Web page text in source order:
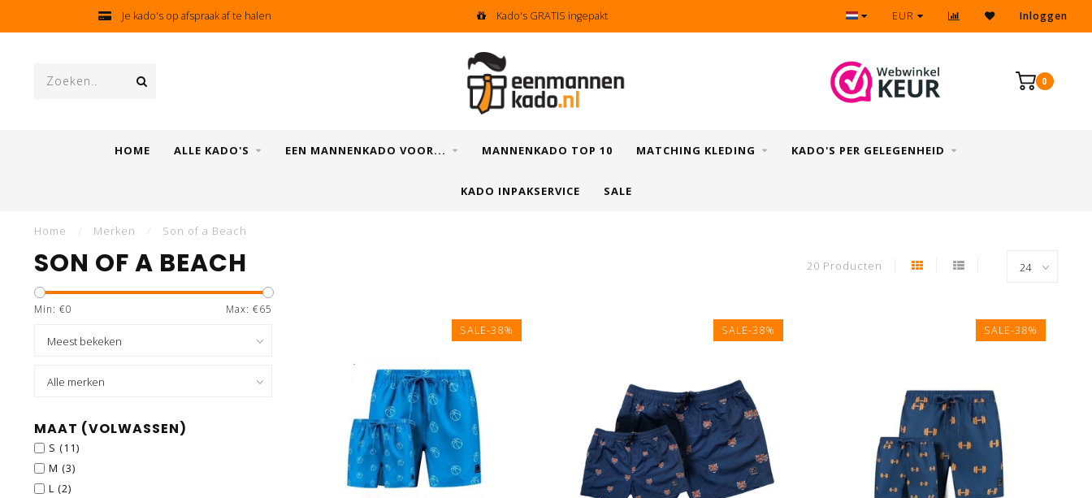
Kado's GRATIS ingepakt Eenvoudig & snel retourneren GRATIS verzending vanaf €35,-
EUR Inloggen
0
HOME ALLE KADO'S EEN MANNENKADO VOOR... MANNENKADO TOP 10 MATCHING KLEDING KADO'S PER GELEGENHEID
KADO INPAKSERVICE SALE
Home Merken Son of a Beach
SON OF A BEACH 20 Producten
Min: €0 Max: €65
MAAT (VOLWASSEN)
S (11)
M (3)
L (2)
SALE-38% SALE-38% SALE-38%